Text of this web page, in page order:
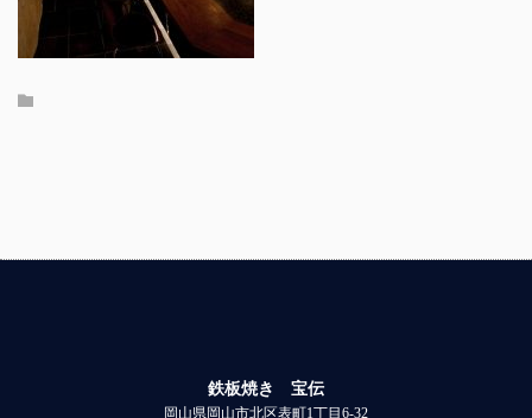
鉄板焼き 宝伝
岡山県岡山市北区表町1丁目6-32